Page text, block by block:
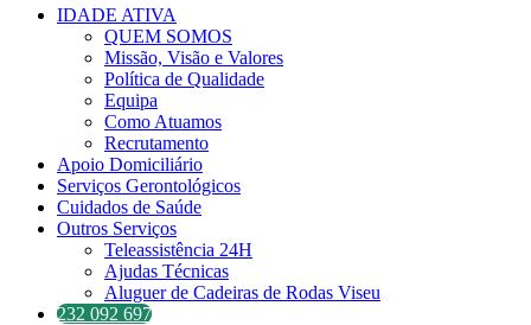
IDADE ATIVA
QUEM SOMOS
Missão, Visão e Valores
Política de Qualidade
Equipa
Como Atuamos
Recrutamento
Apoio Domiciliário
Serviços Gerontológicos
Cuidados de Saúde
Outros Serviços
Teleassistência 24H
Ajudas Técnicas
Aluguer de Cadeiras de Rodas Viseu
232 092 697